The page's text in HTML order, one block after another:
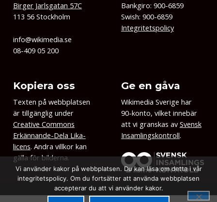
Birger Jarlsgatan 57C
113 56 Stockholm
info@wikimedia.se
08-409 05 200
Bankgiro: 900-6859
Swish: 900-6859
Integritetspolicy
Kopiera oss
Texten på webbplatsen
är tillgänglig under
Creative Commons
Erkännande-Dela Lika-
licens. Andra villkor kan
gälla för bilderna.
Ge en gåva
Wikimedia Sverige har
90-konto, vilket innebär
att vi granskas av Svensk
Insamlingskontroll.
Vi använder kakor på webbplatsen. Du kan läsa om detta i vår
integritetspolicy. Om du fortsätter att använda webbplatsen
accepterar du att vi använder kakor.